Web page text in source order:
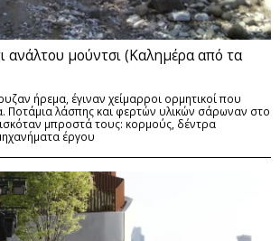
ανάλτου μούντσι (Καλημέρα από τα
ήρεμα, έγιναν χείμαρροι ορμητικοί που
Ποτάμια λάσπης και φερτών υλικών σάρωναν στο
μπροστά τους: κορμούς, δέντρα
έργου